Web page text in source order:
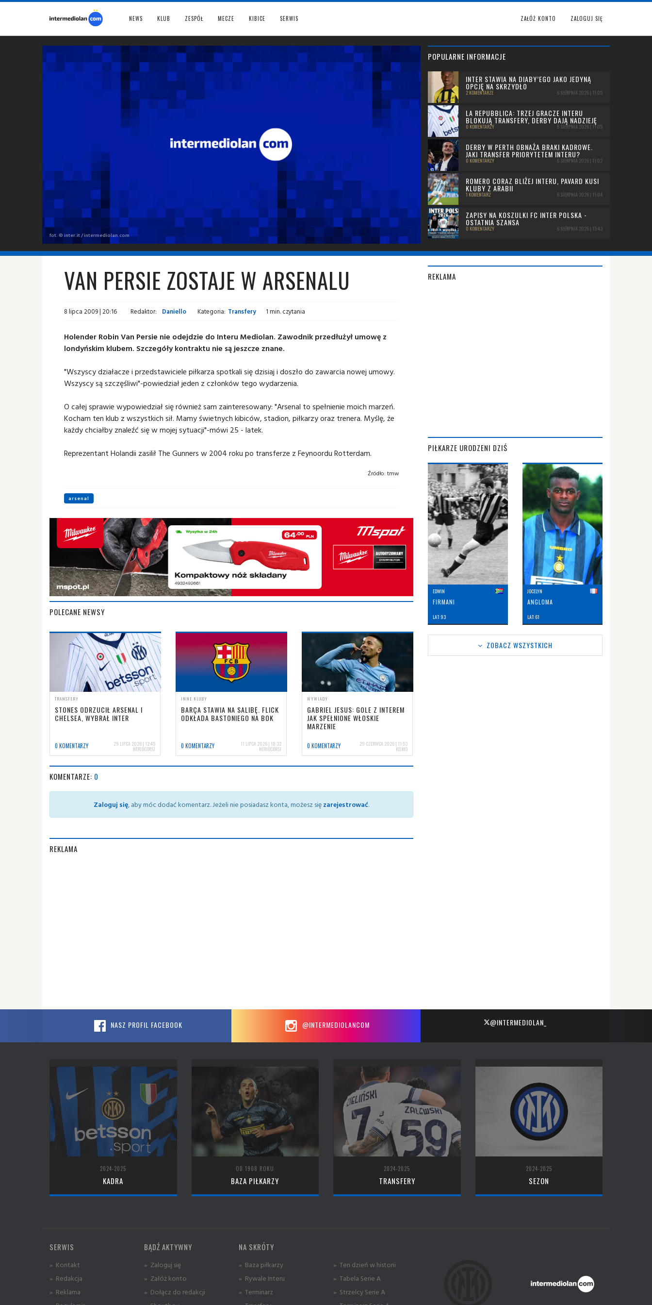
NEWS KLUB ZESPÓŁ MECZE KIBICE SERWIS ZAŁÓŻ KONTO ZALOGUJ SIĘ
fot. © inter.it / intermediolan.com
POPULARNE INFORMACJE
INTER STAWIA NA DIABY’EGO JAKO JEDYNĄ
OPCJĘ NA SKRZYDŁO
2 KOMENTARZE 6 SIERPNIA 2026 | 11:05
LA REPUBBLICA: TRZEJ GRACZE INTERU
BLOKUJĄ TRANSFERY, DERBY DAJĄ NADZIEJĘ
0 KOMENTARZY 6 SIERPNIA 2026 | 11:05
DERBY W PERTH OBNAŻA BRAKI KADROWE.
JAKI TRANSFER PRIORYTETEM INTERU?
0 KOMENTARZY 6 SIERPNIA 2026 | 11:02
ROMERO CORAZ BLIŻEJ INTERU, PAVARD KUSI
KLUBY Z ARABII
1 KOMENTARZ 6 SIERPNIA 2026 | 11:04
ZAPISY NA KOSZULKI FC INTER POLSKA -
OSTATNIA SZANSA
0 KOMENTARZY 6 SIERPNIA 2026 | 15:43
VAN PERSIE ZOSTAJE W ARSENALU
8 lipca 2009 | 20:16 Redaktor: Daniello Kategoria: Transfery 1 min. czytania
Holender Robin Van Persie nie odejdzie do Interu Mediolan. Zawodnik przedłużył umowę z
londyńskim klubem. Szczegóły kontraktu nie są jeszcze znane.
"Wszyscy działacze i przedstawiciele piłkarza spotkali się dzisiaj i doszło do zawarcia nowej umowy.
Wszyscy są szczęśliwi"-powiedział jeden z członków tego wydarzenia.
O całej sprawie wypowiedział się również sam zainteresowany: "Arsenal to spełnienie moich marzeń.
Kocham ten klub z wszystkich sił. Mamy świetnych kibiców, stadion, piłkarzy oraz trenera. Myślę, że
każdy chciałby znaleźć się w mojej sytuacji"-mówi 25 - latek.
Reprezentant Holandii zasilił The Gunners w 2004 roku po transferze z Feynoordu Rotterdam.
Źródło: tmw
arsenal
POLECANE NEWSY
TRANSFERY
STONES ODRZUCIŁ ARSENAL I
CHELSEA, WYBRAŁ INTER
0 KOMENTARZY 29 LIPCA 2026 | 12:45
NERIOCORSI
INNE KLUBY
BARÇA STAWIA NA SALIBĘ. FLICK
ODKŁADA BASTONIEGO NA BOK
0 KOMENTARZY 11 LIPCA 2026 | 18:32
NERIOCORSI
WYWIADY
GABRIEL JESUS: GOLE Z INTEREM
JAK SPEŁNIONE WŁOSKIE
MARZENIE
0 KOMENTARZY 29 CZERWCA 2026 | 11:53
KEJMO
KOMENTARZE: 0
Zaloguj się, aby móc dodać komentarz. Jeżeli nie posiadasz konta, możesz sięzarejestrować.
REKLAMA
REKLAMA
PIŁKARZE URODZENI DZIŚ
EDWIN
FIRMANI
LAT: 93
JOCELYN
ANGLOMA
LAT: 61
ZOBACZ WSZYSTKICH
NASZ PROFIL FACEBOOK @INTERMEDIOLANCOM @INTERMEDIOLAN_
2024-2025
KADRA
OD 1908 ROKU
BAZA PIŁKARZY
2024-2025
TRANSFERY
2024-2025
SEZON
SERWIS
» Kontakt
» Redakcja
» Reklama
BĄDŹ AKTYWNY
» Zaloguj się
» Załóż konto
» Dołącz do redakcji
NA SKRÓTY
» Baza piłkarzy
» Rywale Interu
» Terminarz
» Ten dzień w historii
» Tabela Serie A
» Strzelcy Serie A